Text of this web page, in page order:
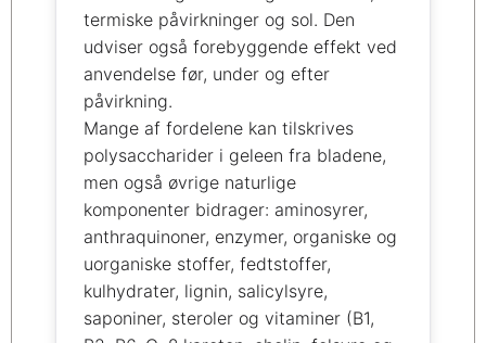
termiske påvirkninger og sol. Den
udviser også forebyggende effekt ved
anvendelse før, under og efter
påvirkning.
Mange af fordelene kan tilskrives
polysaccharider i geleen fra bladene,
men også øvrige naturlige
komponenter bidrager: aminosyrer,
anthraquinoner, enzymer, organiske og
uorganiske stoffer, fedtstoffer,
kulhydrater, lignin, salicylsyre,
saponiner, steroler og vitaminer (B1,